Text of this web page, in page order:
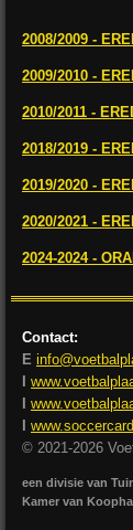
2008/2009 -
2009/2010 -
2010/2011 -
2018/2019 -
2019/2020 -
2020/2021 -
2024-2024 -
Contact:
E
© 2021-2026
een divisie van
Kamer van